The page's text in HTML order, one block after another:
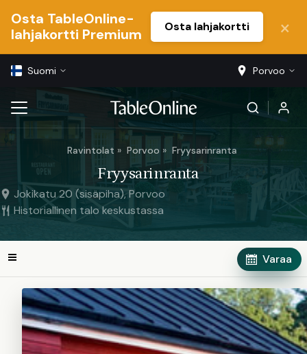
Osta TableOnline-
lahjakortti Premium
Osta lahjakortti
Suomi Porvoo
Ravintolat Porvoo Fryysarinranta
Fryysarinranta
Jokikatu 20 (sisäpiha), Porvoo
Historiallinen talo keskustassa
Varaa